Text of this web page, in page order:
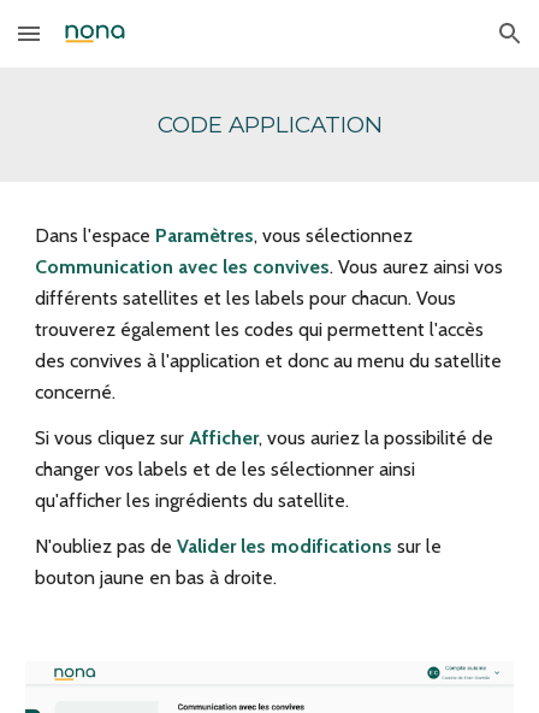
Skip to main content Skip to navigation
CODE APPLICATION
Dans l'espace Paramètres, vous sélectionnez
Communication avec les convives. Vous aurez ainsi vos
différents satellites et les labels pour chacun. Vous
trouverez également les codes qui permettent l'accès
des convives à l'application et donc au menu du satellite
concerné.
Si vous cliquez surAfficher, vous auriez la possibilité de
changer vos labels et de les sélectionner ainsi
qu'afficher les ingrédients du satellite.
N'oubliez pas deValider les modifications sur le
bouton jaune en bas à droite.